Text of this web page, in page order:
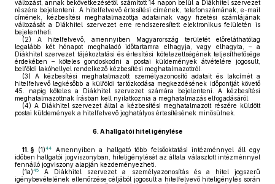
változást, annak bekövetkezésétől számított 14 napon belül a Diákhitel szervezet
részére bejelenteni. A hitelfelvevő értesítési címének, telefonszámának, e-mail
címének, kézbesítési meghatalmazottja adatainak vagy fizetési számlájának
változását a Diákhitel szervezet erre rendszeresített elektronikus felületén is
bejelentheti.
(2) A hitelfelvevő, amennyiben Magyarország területét előreláthatólag
legalább két hónapot meghaladó időtartamra elhagyja, vagy elhagyta, – a
Diákhitel szervezet tájékoztatási és értesítési kötelezettségének teljesíthetősége
érdekében – köteles gondoskodni a postai küldemények átvételére jogosult,
belföldi lakóhellyel rendelkező kézbesítési meghatalmazottról.
(3) A kézbesítési meghatalmazott személyazonosító adatait és lakcímét a
hitelfelvevő legkésőbb a külföldi tartózkodása megkezdésének időpontját követő
45. napig köteles a Diákhitel szervezet számára bejelenteni. A kézbesítési
meghatalmazottnak írásban kell nyilatkoznia a meghatalmazás elfogadásáról.
(4) A Diákhitel szervezet által a kézbesítési meghatalmazott részére küldött
postai küldemények a hitelfelvevő joghatályos értesítésének minősülnek.
6. A hallgatói hitel igénylése
11. § (1)44
Amennyiben a hallgató több felsőoktatási intézménnyel áll egy
időben hallgatói jogviszonyban, hiteligénylését az általa választott intézménnyel
fennálló jogviszony alapján kezdeményezheti.
(1a)45
A Diákhitel szervezet a személyazonosítás és a hitel jogszerű
igénybevételének ellenőrzése céljából jogosult a hitelfelvevő hiteligénylés során